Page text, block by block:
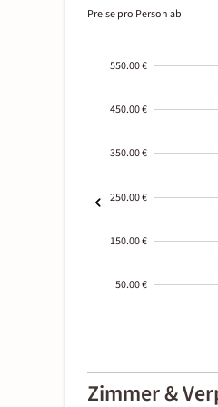
Preise pro Person ab
550.00 €
450.00 €
350.00 €
250.00 €
150.00 €
50.00 €
01-02
Zimmer &